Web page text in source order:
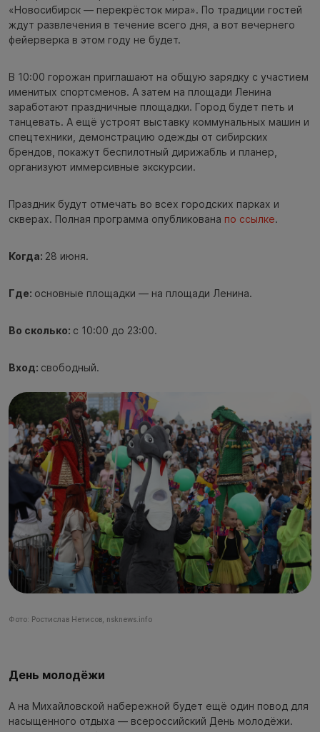
«Новосибирск — перекрёсток мира». По традиции гостей
ждут развлечения в течение всего дня, а вот вечернего
фейерверка в этом году не будет.
В 10:00 горожан приглашают на общую зарядку с участием
именитых спортсменов. А затем на площади Ленина
заработают праздничные площадки. Город будет петь и
танцевать. А ещё устроят выставку коммунальных машин и
спецтехники, демонстрацию одежды от сибирских
брендов, покажут беспилотный дирижабль и планер,
организуют иммерсивные экскурсии.
Праздник будут отмечать во всех городских парках и
скверах. Полная программа опубликована по ссылке.
Когда: 28 июня.
Где: основные площадки — на площади Ленина.
Во сколько: с 10:00 до 23:00.
Вход: свободный.
Фото: Ростислав Нетисов, nsknews.info
День молодёжи
А на Михайловской набережной будет ещё один повод для
насыщенного отдыха — всероссийский День молодёжи.